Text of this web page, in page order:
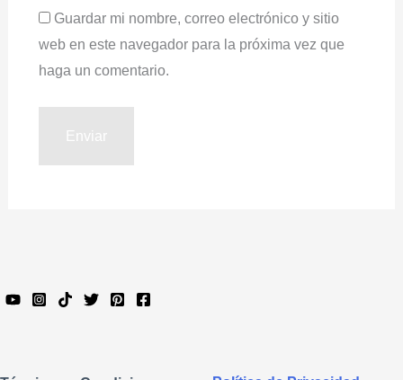
Guardar mi nombre, correo electrónico y sitio
web en este navegador para la próxima vez que
haga un comentario.